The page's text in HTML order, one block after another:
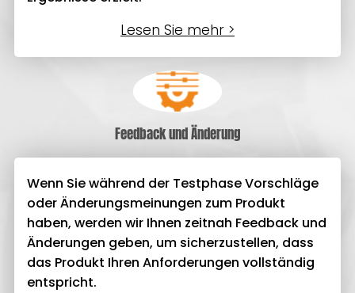
Lesen Sie mehr >
Feedback und Änderung
Wenn Sie während der Testphase Vorschläge
oder Änderungsmeinungen zum Produkt
haben, werden wir Ihnen zeitnah Feedback und
Änderungen geben, um sicherzustellen, dass
das Produkt Ihren Anforderungen vollständig
entspricht.